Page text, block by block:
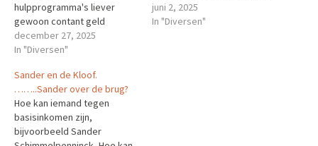
hulpprogramma's liever
gewoon contant geld
krijgen. Wanneer een niet-
contante uitkering wordt
geld, zien we dat contant
geld het beter doet. Maar
dat willen politici niet
horenLees verder Het
bericht Er is veel positief
december 27, 2025
In "Diversen"
Zo begint een tekst vanuit
de systeemwereld op
juni 2, 2025
In "Diversen"
Sander en de Kloof.
……..Sander over de brug?
Hoe kan iemand tegen
basisinkomen zijn,
bijvoorbeeld Sander